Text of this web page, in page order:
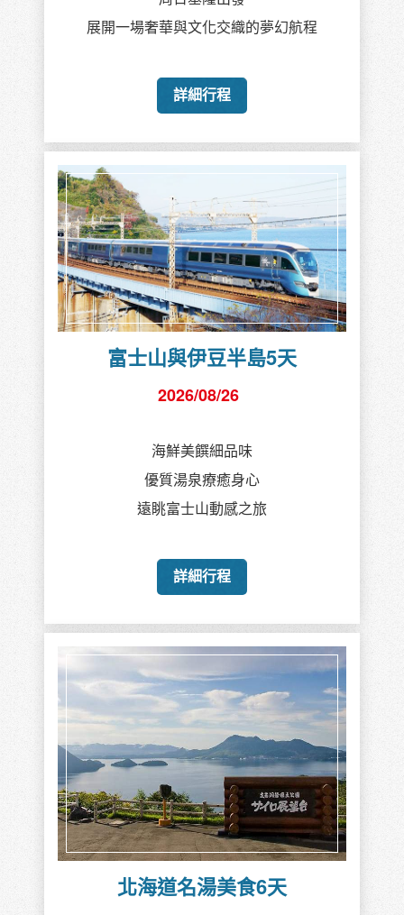
詳細行程
北海道名湯美食6天
2026/09/02
尼克斯海生館企鵝遊行
搭纜車賞函館夜景
新三景(駒岳)大沼湖遊覽船
詳細行程
JAMBO肯亞+辛巴威.尚比亞3
國13天